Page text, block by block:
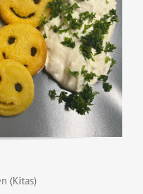
(Kitas)